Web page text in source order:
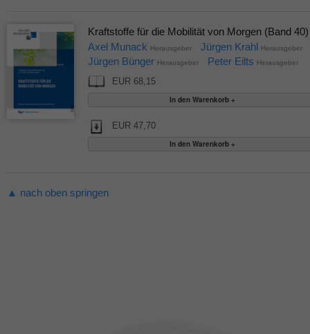
Kraftstoffe für die Mobilität von Morgen (Band 40)
Axel Munack Herausgeber Jürgen Krahl Herausgeber
Jürgen Bünger Herausgeber Peter Eilts Herausgeber
EUR 68,15
EUR 47,70
▲ nach oben springen